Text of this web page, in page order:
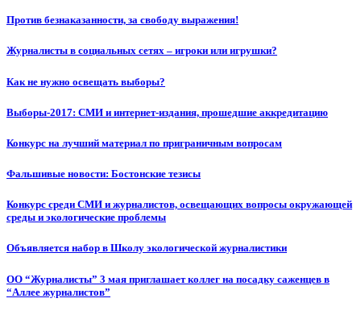
Против безнаказанности, за свободу выражения!
Журналисты в социальных сетях – игроки или игрушки?
Как не нужно освещать выборы?
Выборы-2017: СМИ и интернет-издания, прошедшие аккредитацию
Конкурс на лучший материал по приграничным вопросам
Фальшивые новости: Бостонские тезисы
Конкурс среди СМИ и журналистов, освещающих вопросы окружающей
среды и экологические проблемы
Объявляется набор в Школу экологической журналистики
ОО “Журналисты” 3 мая приглашает коллег на посадку саженцев в
“Аллее журналистов”